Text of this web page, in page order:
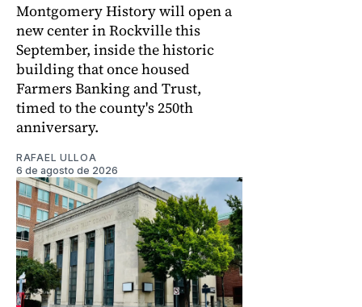
Montgomery History will open a
new center in Rockville this
September, inside the historic
building that once housed
Farmers Banking and Trust,
timed to the county's 250th
anniversary.
RAFAEL ULLOA
6 de agosto de 2026